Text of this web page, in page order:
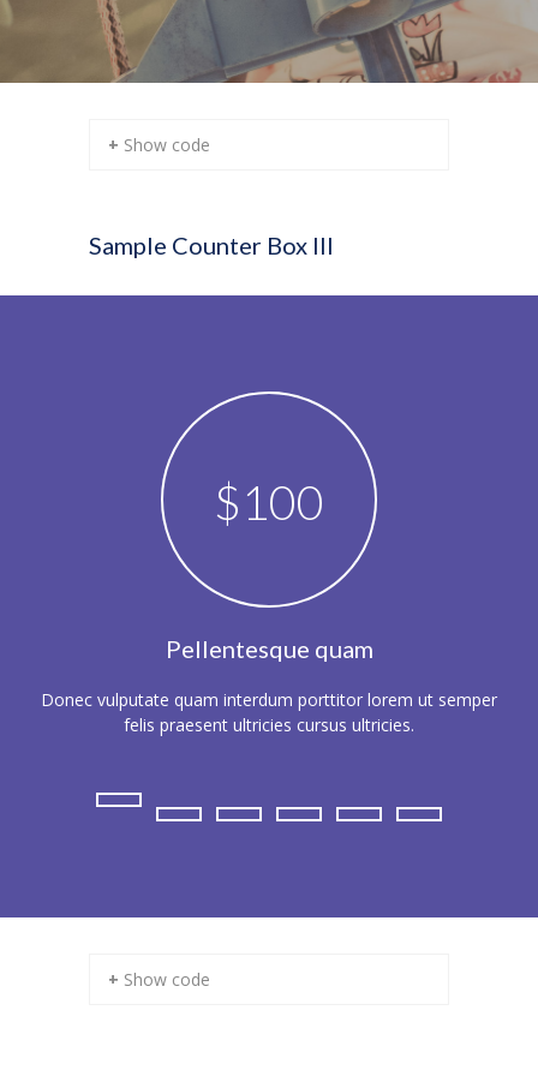
+ Show code
Sample Counter Box III
$100
Pellentesque quam
Donec vulputate quam interdum porttitor lorem ut semper
felis praesent ultricies cursus ultricies.
+ Show code